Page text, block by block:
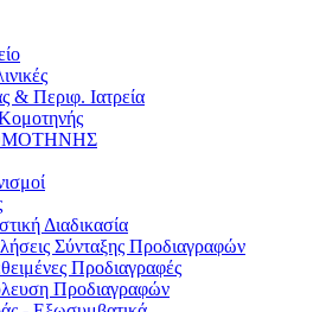
& Περιφ. Ιατρεία
Διαδικασία
Σύνταξης Προδιαγραφών
Προδιαγραφές
Προδιαγραφών